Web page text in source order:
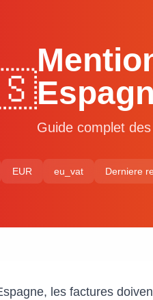
Guide complet
EUR eu_vat Derniere
les factures